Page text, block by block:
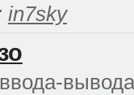
in7sky